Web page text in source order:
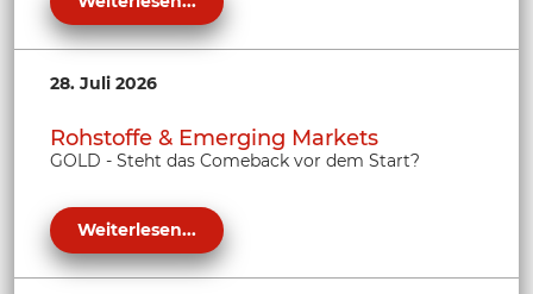
28. Juli 2026
Rohstoffe & Emerging Markets
GOLD - Steht das Comeback vor dem Start?
Weiterlesen...